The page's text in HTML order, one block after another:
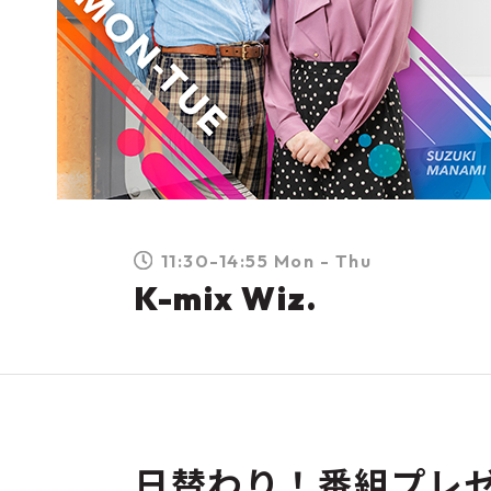
11:30-14:55 Mon - Thu
K-mix Wiz.